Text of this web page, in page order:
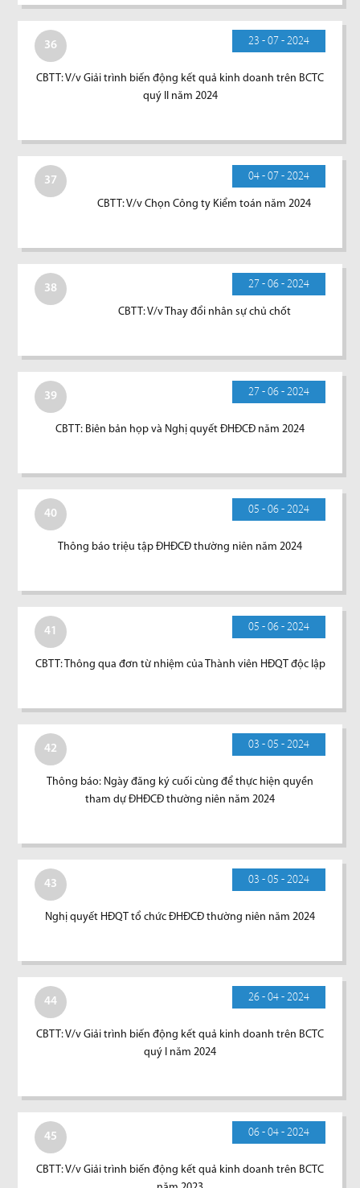
36 23 - 07 - 2024
CBTT: V/v Giải trình biến động kết quả kinh doanh trên BCTC
quý II năm 2024
37 04 - 07 - 2024
CBTT: V/v Chọn Công ty Kiểm toán năm 2024
38 27 - 06 - 2024
CBTT: V/v Thay đổi nhân sự chủ chốt
39 27 - 06 - 2024
CBTT: Biên bản họp và Nghị quyết ĐHĐCĐ năm 2024
40 05 - 06 - 2024
Thông báo triệu tập ĐHĐCĐ thường niên năm 2024
41 05 - 06 - 2024
CBTT: Thông qua đơn từ nhiệm của Thành viên HĐQT độc lập
42 03 - 05 - 2024
Thông báo: Ngày đăng ký cuối cùng để thực hiện quyền
tham dự ĐHĐCĐ thường niên năm 2024
43 03 - 05 - 2024
Nghị quyết HĐQT tổ chức ĐHĐCĐ thường niên năm 2024
44 26 - 04 - 2024
CBTT: V/v Giải trình biến động kết quả kinh doanh trên BCTC
quý I năm 2024
45 06 - 04 - 2024
CBTT: V/v Giải trình biến động kết quả kinh doanh trên BCTC